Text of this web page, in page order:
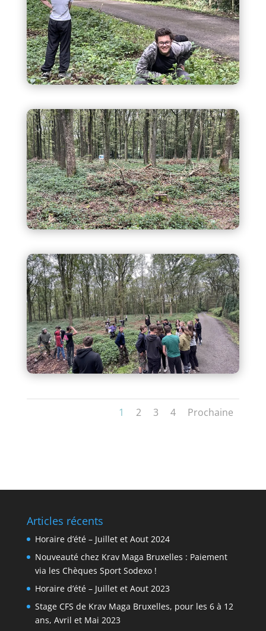
1 2 3 4 Prochaine
Articles récents
Horaire d’été – Juillet et Aout 2024
Nouveauté chez Krav Maga Bruxelles : Paiement
via les Chèques Sport Sodexo !
Horaire d’été – Juillet et Aout 2023
Stage CFS de Krav Maga Bruxelles, pour les 6 à 12
ans, Avril et Mai 2023